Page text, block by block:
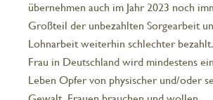
übernehmen auch im Jahr 2023 noch
Großteil der unbezahlten Sorgearbeit
Lohnarbeit weiterhin schlechter
Frau in Deutschland wird mindestens
Leben Opfer von physischer und/oder